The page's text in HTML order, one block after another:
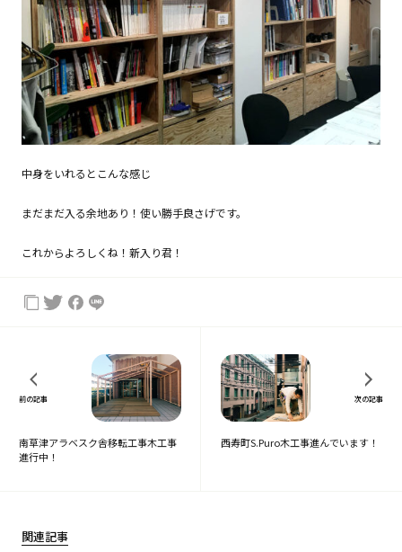
中身をいれるとこんな感じ
まだまだ入る余地あり！使い勝手良さげです。
これからよろしくね！新入り君！
前の記事
南草津アラベスク舎移転工事木工事
進行中！
次の記事
西寿町S.Puro木工事進んでいます！
関連記事